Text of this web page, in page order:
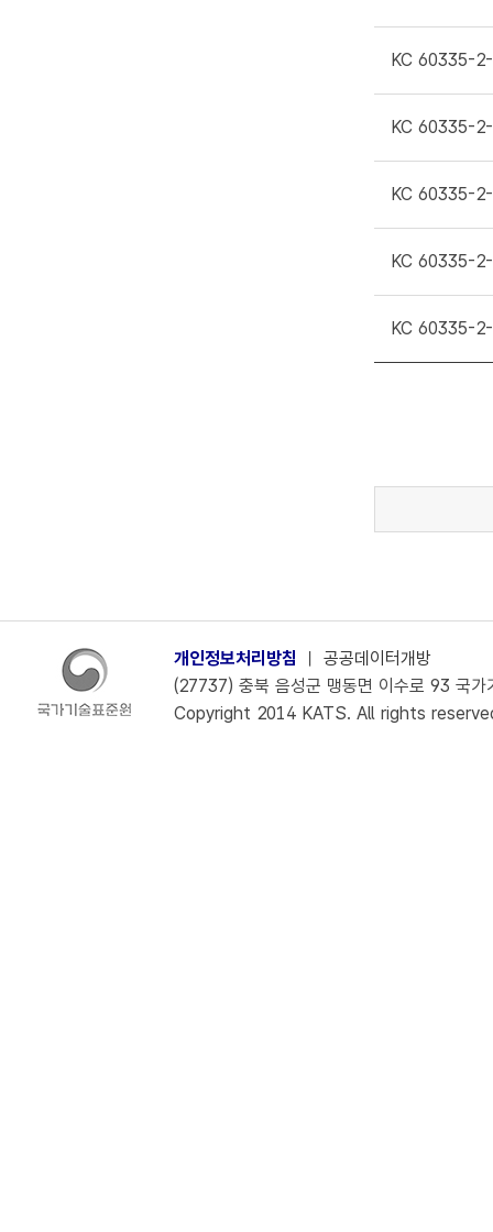
KC 60335-
KC 60335-
KC 60335-
KC 60335-
KC 60335-
개인정보처리방침 ㅣ 공공데이터개방
(27737) 충북 음성군 맹동면 이수로 93 국
Copyright 2014 KATS. All rights